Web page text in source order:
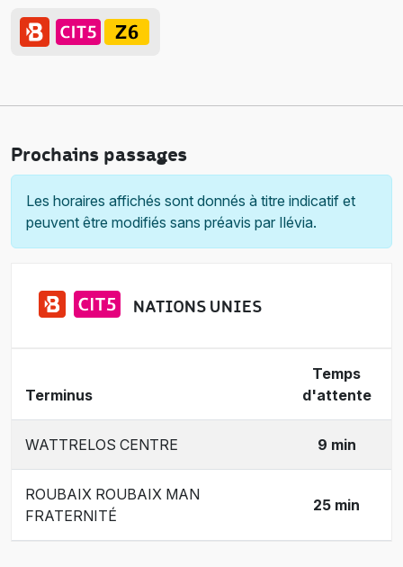
Prochains passages
Les horaires affichés sont donnés à titre indicatif et
peuvent être modifiés sans préavis par Ilévia.
NATIONS UNIES
Terminus
Temps
d'attente
WATTRELOS CENTRE 9 min
ROUBAIX ROUBAIX MAN
FRATERNITÉ
25 min